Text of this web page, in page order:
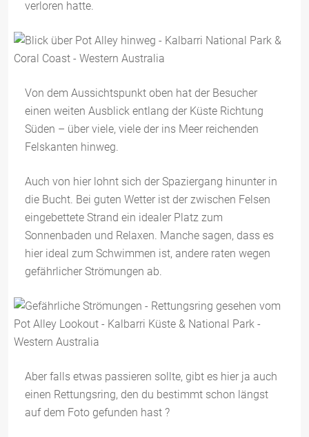
verloren hatte.
Von dem Aussichtspunkt oben hat der Besucher
einen weiten Ausblick entlang der Küste Richtung
Süden – über viele, viele der ins Meer reichenden
Felskanten hinweg.
Auch von hier lohnt sich der Spaziergang hinunter in
die Bucht. Bei guten Wetter ist der zwischen Felsen
eingebettete Strand ein idealer Platz zum
Sonnenbaden und Relaxen. Manche sagen, dass es
hier ideal zum Schwimmen ist, andere raten wegen
gefährlicher Strömungen ab.
Aber falls etwas passieren sollte, gibt es hier ja auch
einen Rettungsring, den du bestimmt schon längst
auf dem Foto gefunden hast ?